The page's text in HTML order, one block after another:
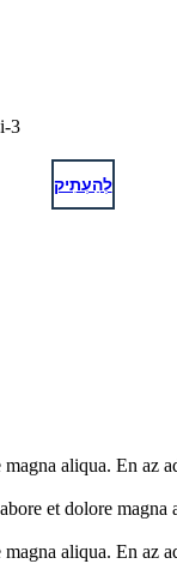
לְהַעְתִיק
aliqua. En az
et dolore
aliqua. En az